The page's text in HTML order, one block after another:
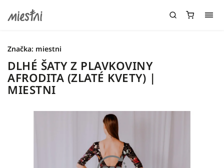
DLHÉ ŠATY Z PLAVKOVINY
AFRODITA (ZLATÉ KVETY) |
MIESTNI
Značka: miestni